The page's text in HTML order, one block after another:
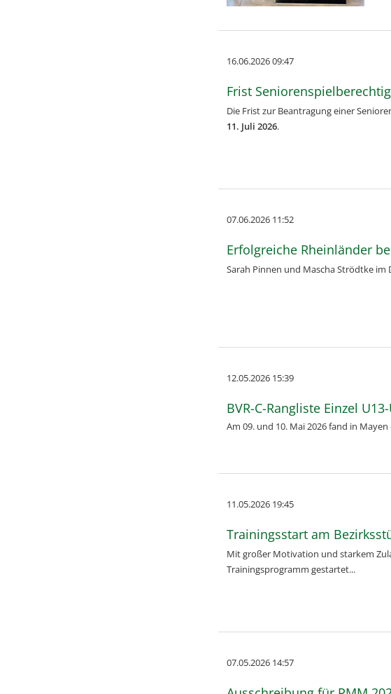
16.06.2026 09:47
Frist
Die Frist zur Beantragung einer
11. Juli 2026.
07.06.2026 11:52
Erfolgreiche Rheinländer
Sarah Pinnen und Mascha
12.05.2026 15:39
BVR-C-Rangliste Einzel
Am 09. und 10. Mai 2026 fand in
11.05.2026 19:45
Trainingsstart am
Mit großer Motivation und starkem
Trainingsprogramm gestartet...
07.05.2026 14:57